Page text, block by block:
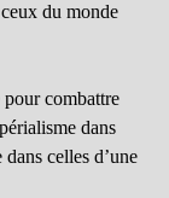
du monde
combattre
dans
celles d’une